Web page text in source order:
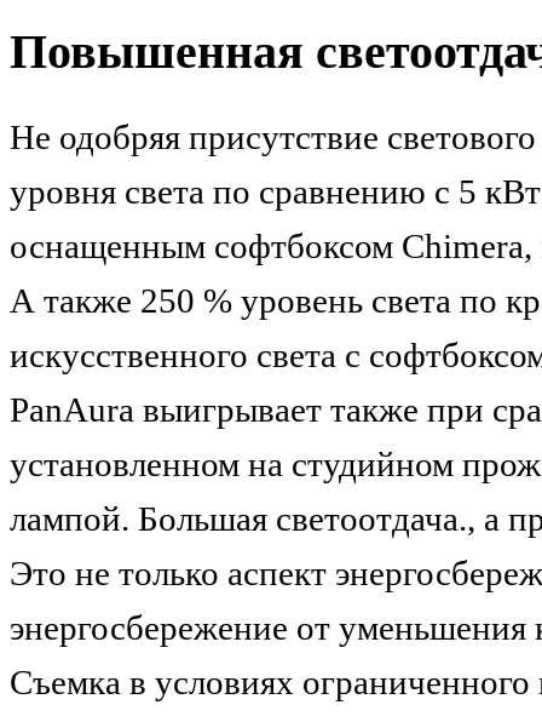
Повышенная
Не одобряя присутствие
уровня света по сравнению с 5
оснащенным софтбоксом Chimera,
А также 250 % уровень света по
искусственного света с
PanAura выигрывает также при
установленном на студийном
лампой. Большая светоотдача., а
Это не только аспект
энергосбережение от
Съемка в условиях